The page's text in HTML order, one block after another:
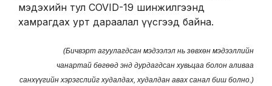
мэдэхийн тул COVID-19 шинжилгээнд
хамрагдах урт дараалал үүсгээд байна.
(Бичвэрт агуулагдсан мэдээлэл нь зөвхөн мэдээллийн
чанартай бөгөөд энд дурдагдсан хувьцаа болон аливаа
санхүүгийн хэрэгслийг худалдах, худалдан авах санал биш болно.)